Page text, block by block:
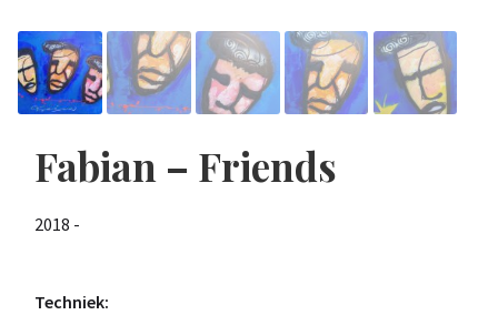
Fabian – Friends
2018 -
Techniek: